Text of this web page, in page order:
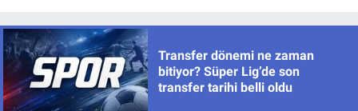
Transfer dönemi ne zaman
bitiyor? Süper Lig’de son
transfer tarihi belli oldu